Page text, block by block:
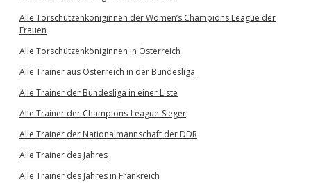
Alle Torschützenköniginnen der Women’s Champions League der
Frauen
Alle Torschützenköniginnen in Österreich
Alle Trainer aus Österreich in der Bundesliga
Alle Trainer der Bundesliga in einer Liste
Alle Trainer der Champions-League-Sieger
Alle Trainer der Nationalmannschaft der DDR
Alle Trainer des Jahres
Alle Trainer des Jahres in Frankreich